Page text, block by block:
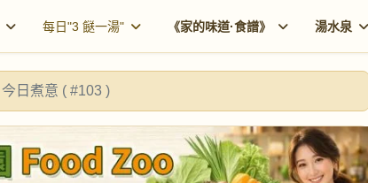
每日"3 餸一湯" 《家的味道·食譜》 湯水泉
今日煮意 ( #103 )